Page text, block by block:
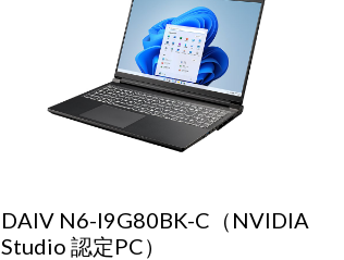
DAIV N6-I9G80BK-C（NVIDIA
Studio 認定PC）